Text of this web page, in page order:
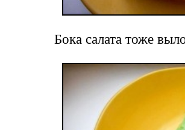
Бока салата тоже